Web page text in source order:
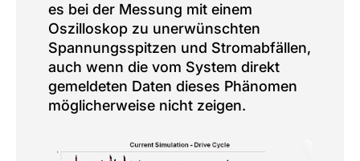
es bei der Messung mit einem
Oszilloskop zu unerwünschten
Spannungsspitzen und Stromabfällen,
auch wenn die vom System direkt
gemeldeten Daten dieses Phänomen
möglicherweise nicht zeigen.